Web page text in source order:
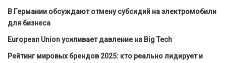
В Германии обсуждают отмену субсидий на электромобили
для бизнеса
European Union усиливает давление на Big Tech
Рейтинг мировых брендов 2025: кто реально лидирует и